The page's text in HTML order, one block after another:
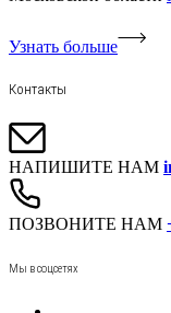
Узнать больше
Контакты
НАПИШИТЕ НАМ
ПОЗВОНИТЕ НАМ
Мы в соцсетях